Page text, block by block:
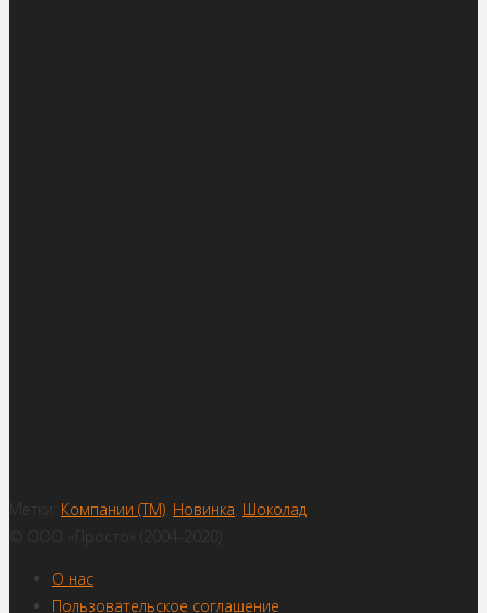
Метки: Компании (ТМ) Новинка Шоколад
© ООО «Просто» (2004-2020)
О нас
Пользовательское соглашение